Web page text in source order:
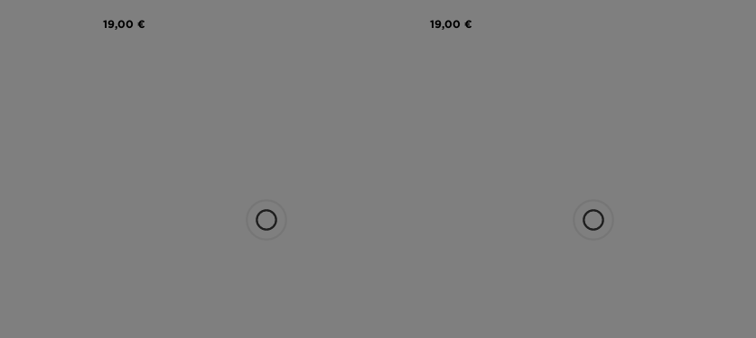
19,00 € 19,00 €